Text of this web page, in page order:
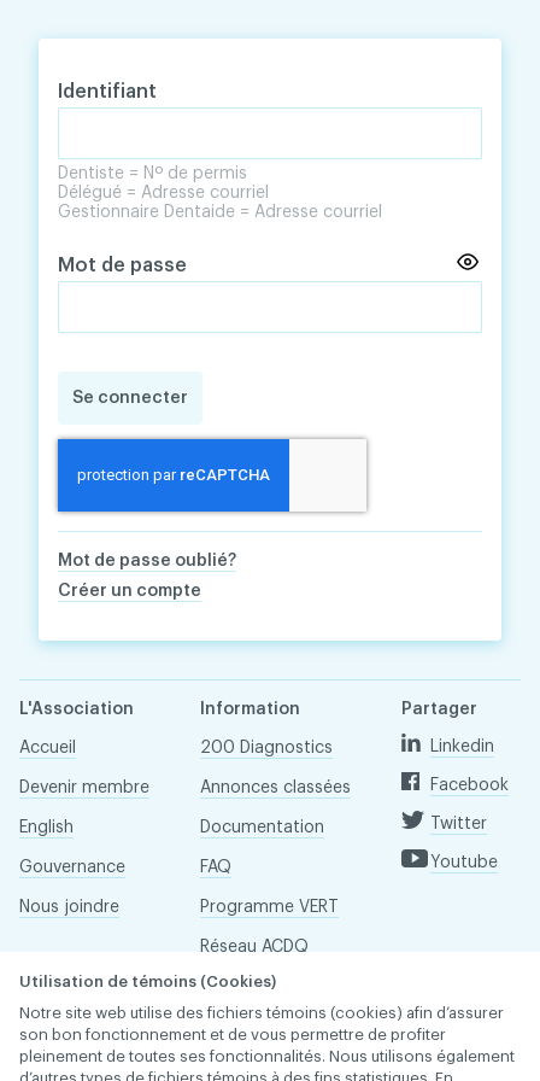
Identifiant
Dentiste = Nº de permis
Délégué = Adresse courriel
Gestionnaire Dentaide = Adresse courriel
Mot de passe
Se connecter
Mot de passe oublié?
Créer un compte
L'Association
Accueil
Devenir membre
English
Gouvernance
Nous joindre
Information
200 Diagnostics
Annonces classées
Documentation
FAQ
Programme VERT
Réseau ACDQ
Salle de presse
À propos
Partager
Linkedin
Facebook
Twitter
Youtube
Utilisation de témoins (Cookies)
Notre site web utilise des fichiers témoins (cookies) afin d’assurer
son bon fonctionnement et de vous permettre de profiter
pleinement de toutes ses fonctionnalités. Nous utilisons également